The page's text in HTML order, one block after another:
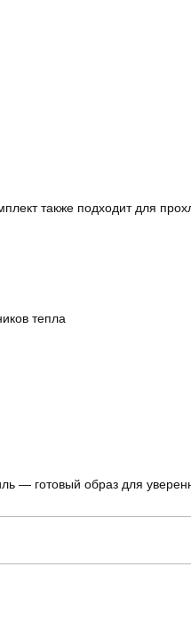
также подходит для
тепла
— готовый образ для